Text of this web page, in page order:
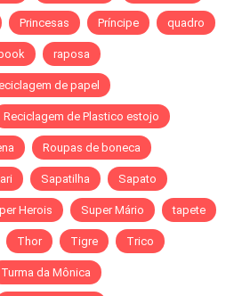
Princesas Príncipe quadro
raposa
de papel
Reciclagem de Plastico estojo
Roupas de boneca
Sapatilha Sapato
Herois Super Mário tapete
Thor Tigre Trico
Turma da Mônica